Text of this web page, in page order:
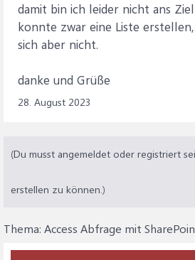
damit bin ich leider nicht ans
konnte zwar eine Liste
sich aber nicht.
danke und Grüße
28. August 2023
(Du musst angemeldet oder registriert
erstellen zu können.)
Thema: Access Abfrage mit